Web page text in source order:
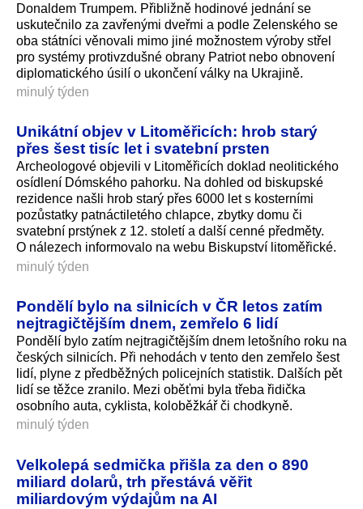
Donaldem Trumpem. Přibližně hodinové jednání se
uskutečnilo za zavřenými dveřmi a podle Zelenského se
oba státníci věnovali mimo jiné možnostem výroby střel
pro systémy protivzdušné obrany Patriot nebo obnovení
diplomatického úsilí o ukončení války na Ukrajině.
minulý týden
Unikátní objev v Litoměřicích: hrob starý
přes šest tisíc let i svatební prsten
Archeologové objevili v Litoměřicích doklad neolitického
osídlení Dómského pahorku. Na dohled od biskupské
rezidence našli hrob starý přes 6000 let s kosterními
pozůstatky patnáctiletého chlapce, zbytky domu či
svatební prstýnek z 12. století a další cenné předměty.
O nálezech informovalo na webu Biskupství litoměřické.
minulý týden
Pondělí bylo na silnicích v ČR letos zatím
nejtragičtějším dnem, zemřelo 6 lidí
Pondělí bylo zatím nejtragičtějším dnem letošního roku na
českých silnicích. Při nehodách v tento den zemřelo šest
lidí, plyne z předběžných policejních statistik. Dalších pět
lidí se těžce zranilo. Mezi oběťmi byla třeba řidička
osobního auta, cyklista, koloběžkář či chodkyně.
minulý týden
Velkolepá sedmička přišla za den o 890
miliard dolarů, trh přestává věřit
miliardovým výdajům na AI